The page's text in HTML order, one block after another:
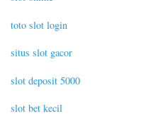
toto slot login
situs slot gacor
slot deposit 5000
slot bet kecil